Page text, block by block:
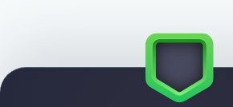
Création de Site Internet
Développement d'Application Mobile